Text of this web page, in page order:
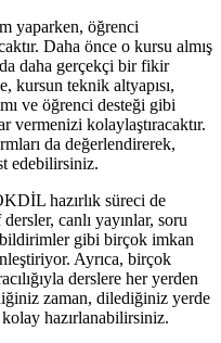
yaparken, öğrenci
Daha önce o kursu almış
daha gerçekçi bir fikir
kursun teknik altyapısı,
ve öğrenci desteği gibi
vermenizi kolaylaştıracaktır.
da değerlendirerek,
edebilirsiniz.
hazırlık süreci de
canlı yayınlar, soru
gibi birçok imkan
Ayrıca, birçok
derslere her yerden
zaman, dilediğiniz yerde
hazırlanabilirsiniz.